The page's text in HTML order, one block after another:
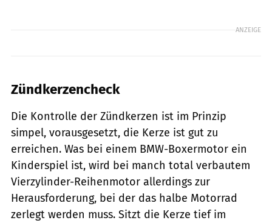
ANZEIGE
Zündkerzencheck
Die Kontrolle der Zündkerzen ist im Prinzip
simpel, vorausgesetzt, die Kerze ist gut zu
erreichen. Was bei einem BMW-Boxermotor ein
Kinderspiel ist, wird bei manch total verbautem
Vierzylinder-Reihenmotor allerdings zur
Herausforderung, bei der das halbe Motorrad
zerlegt werden muss. Sitzt die Kerze tief im